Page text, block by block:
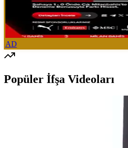
AD
Popüler İfşa Videoları